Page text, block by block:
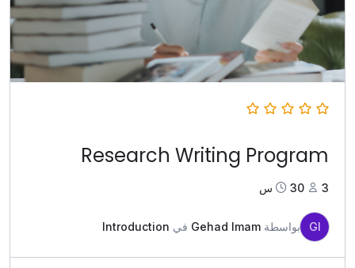
Research Writing Program
3 30س
GI بواسطة Gehad Imam في Introduction